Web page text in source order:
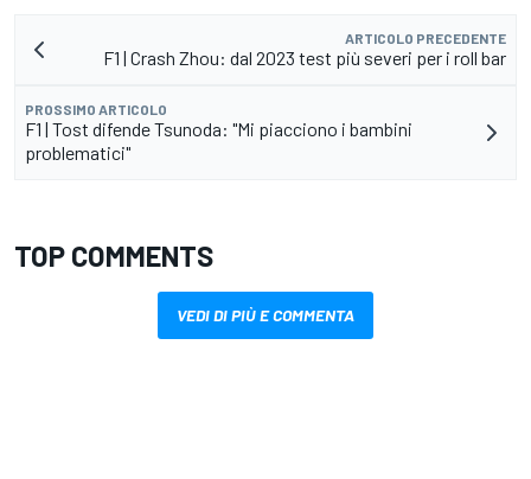
ARTICOLO PRECEDENTE
F1 | Crash Zhou: dal 2023 test più severi per i roll bar
PROSSIMO ARTICOLO
F1 | Tost difende Tsunoda: "Mi piacciono i bambini
problematici"
TOP COMMENTS
VEDI DI PIÙ E COMMENTA